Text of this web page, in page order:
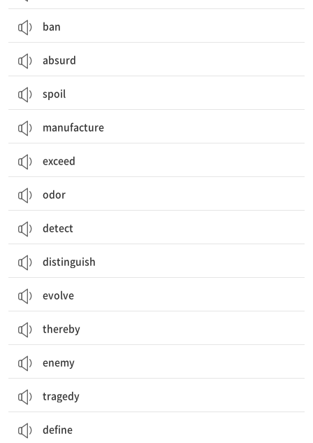
ban
absurd
spoil
manufacture
exceed
odor
detect
distinguish
evolve
thereby
enemy
tragedy
define